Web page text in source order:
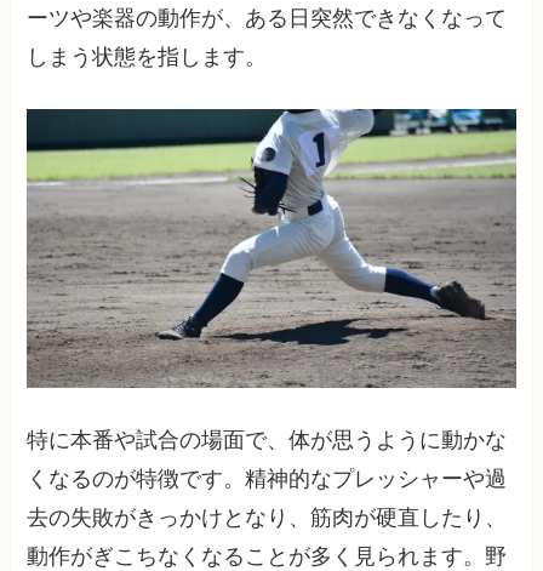
ーツや楽器の動作が、ある日突然できなくなって
しまう状態を指します。
特に本番や試合の場面で、体が思うように動かな
くなるのが特徴です。精神的なプレッシャーや過
去の失敗がきっかけとなり、筋肉が硬直したり、
動作がぎこちなくなることが多く見られます。野